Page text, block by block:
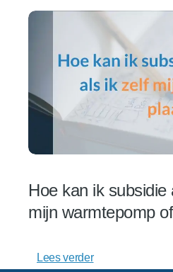
Hoe kan ik
mijn warmtepomp
Lees verder